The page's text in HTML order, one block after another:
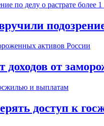
доходов от
доступ к